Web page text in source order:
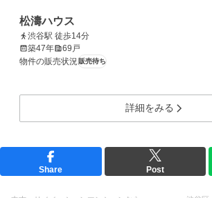
松濤ハウス
渋谷駅 徒歩14分
築47年
69戸
物件の販売状況販売待ち
詳細をみる
Share Post